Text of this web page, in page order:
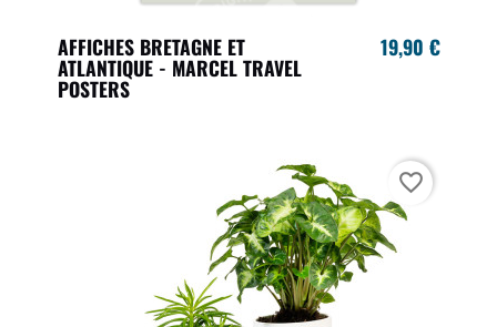
AFFICHES BRETAGNE ET
ATLANTIQUE - MARCEL TRAVEL
POSTERS
19,90 €
favorite_border